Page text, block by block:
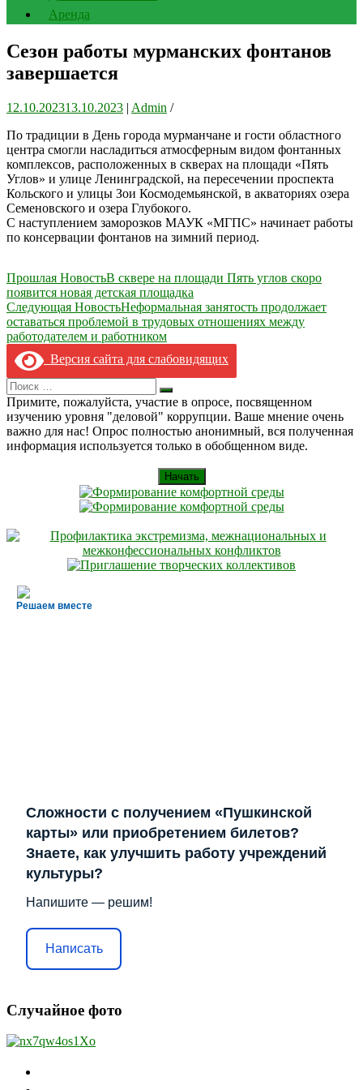
Аренда
Сезон работы мурманских фонтанов
завершается
12.10.202313.10.2023 | Admin /
По традиции в День города мурманчане и гости областного
центра смогли насладиться атмосферным видом фонтанных
комплексов, расположенных в скверах на площади «Пять
Углов» и улице Ленинградской, на пересечении проспекта
Кольского и улицы Зои Космодемьянской, в акваториях озера
Семеновского и озера Глубокого.
С наступлением заморозков МАУК «МГПС» начинает работы
по консервации фонтанов на зимний период.
Навигация
по
записям
Прошлая НовостьВ сквере на площади Пять углов скоро
появится новая детская площадка
Следующая НовостьНеформальная занятость продолжает
оставаться проблемой в трудовых отношениях между
работодателем и работником
Версия сайта для слабовидящих
Search
for:
Искать
Примите, пожалуйста, участие в опросе, посвященном
изучению уровня "деловой" коррупции. Ваше мнение очень
важно для нас! Опрос полностью анонимный, вся полученная
информация используется только в обобщенном виде.
Начать
Решаем вместе
Сложности с получением «Пушкинской
карты» или приобретением билетов?
Знаете, как улучшить работу учреждений
культуры?
Напишите — решим!
Написать
Случайное фото